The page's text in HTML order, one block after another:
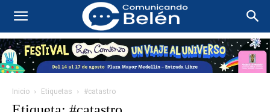
Inicio Etiquetas #catastro